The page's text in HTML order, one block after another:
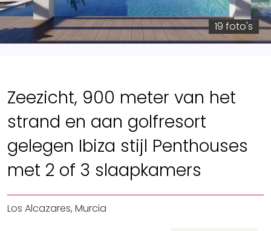
19 foto's
Zeezicht, 900 meter van het
strand en aan golfresort
gelegen Ibiza stijl Penthouses
met 2 of 3 slaapkamers
Los Alcazares, Murcia